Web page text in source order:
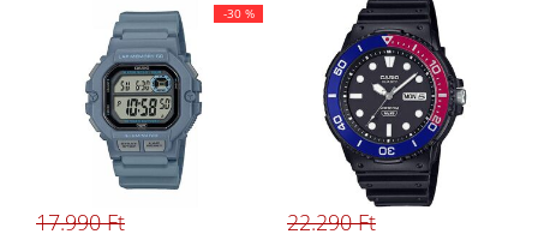
-30 %
17.990 Ft
22.290 Ft